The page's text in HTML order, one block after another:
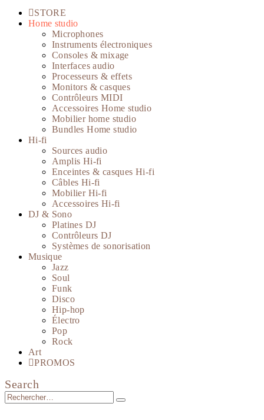
STORE
Home studio
Microphones
Instruments électroniques
Consoles & mixage
Interfaces audio
Processeurs & effets
Monitors & casques
Contrôleurs MIDI
Accessoires Home studio
Mobilier home studio
Bundles Home studio
Hi-fi
Sources audio
Amplis Hi-fi
Enceintes & casques Hi-fi
Câbles Hi-fi
Mobilier Hi-fi
Accessoires Hi-fi
DJ & Sono
Platines DJ
Contrôleurs DJ
Systèmes de sonorisation
Musique
Jazz
Soul
Funk
Disco
Hip-hop
Électro
Pop
Rock
Art
PROMOS
Search